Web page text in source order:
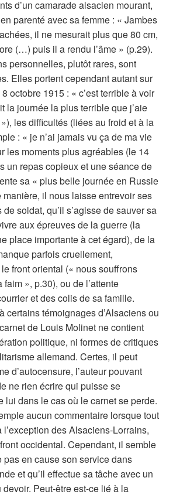
d’un camarade alsacien mourant,
parenté avec sa femme : « Jambes
il ne mesurait plus que 80 cm,
(…) puis il a rendu l’âme » (p.29).
personnelles, plutôt rares, sont
Elles portent cependant autant sur
octobre 1915 : « c’est terrible à voir
la journée la plus terrible que j’aie
les difficultés (liées au froid et à la
: « je n’ai jamais vu ça de ma vie
les moments plus agréables (le 14
un repas copieux et une séance de
sa « plus belle journée en Russie
manière, il nous laisse entrevoir ses
soldat, qu’il s’agisse de sauver sa
aux épreuves de la guerre (la
place importante à cet égard), de la
parfois cruellement,
front oriental (« nous souffrons
», p.30), ou de l’attente
et des colis de sa famille.
certains témoignages d’Alsaciens ou
de Louis Molinet ne contient
politique, ni formes de critiques
allemand. Certes, il peut
d’autocensure, l’auteur pouvant
ne rien écrire qui puisse se
lui dans le cas où le carnet se perde.
aucun commentaire lorsque tout
l’exception des Alsaciens-Lorrains,
occidental. Cependant, il semble
pas en cause son service dans
et qu’il effectue sa tâche avec un
Peut-être est-ce lié à la